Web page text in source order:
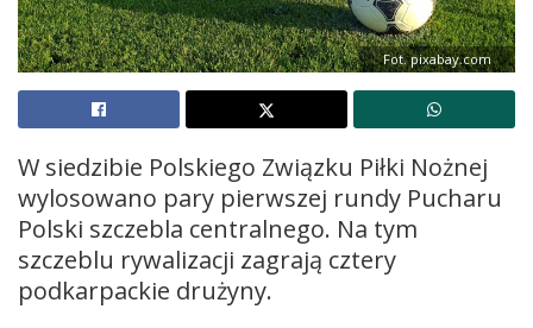
Fot. pixabay.com
W siedzibie Polskiego Związku Piłki Nożnej
wylosowano pary pierwszej rundy Pucharu
Polski szczebla centralnego. Na tym
szczeblu rywalizacji zagrają cztery
podkarpackie drużyny.